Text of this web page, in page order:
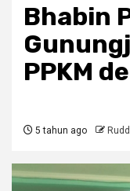
Bhabin
PPKM
5 tahun ago